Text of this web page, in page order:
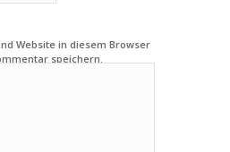
Website in diesem Browser
speichern.